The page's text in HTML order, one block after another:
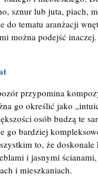
sznur lub juta, piach,
do tematu aranżacji
można podejść
przypomina
go określić jako
osób budzą te
go bardziej
to, że
i jasnymi
i mieszkaniach.